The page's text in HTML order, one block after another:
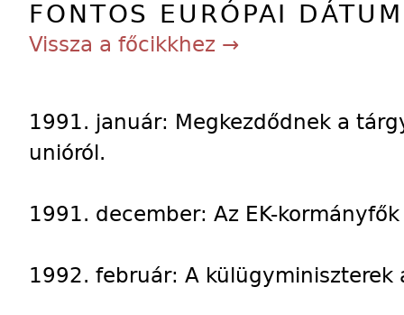
FONTOS EURÓPAI
Vissza a főcikkhez →
1991. január: Megkezdődnek a
unióról.
1991. december: Az EK-
1992. február: A külügyminiszterek